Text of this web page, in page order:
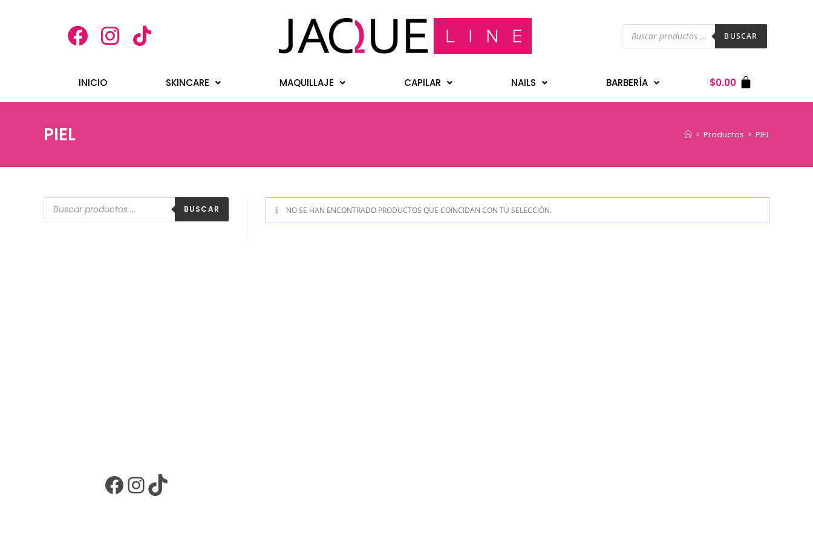
BUSCAR
INICIO SKINCARE MAQUILLAJE CAPILAR NAILS BARBERÍA $0.00
PIEL > Productos > PIEL
NO SE HAN ENCONTRADO PRODUCTOS QUE COINCIDAN CON TU SELECCIÓN.
BUSCAR